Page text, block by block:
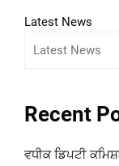
Latest News
Recent
ਵਧੀਕ ਡਿਪਟੀ